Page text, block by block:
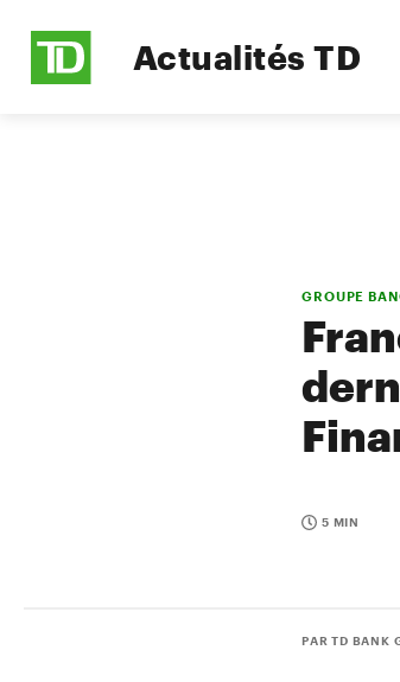
Actualités TD
GROUPE
5 MIN
PAR TD BANK